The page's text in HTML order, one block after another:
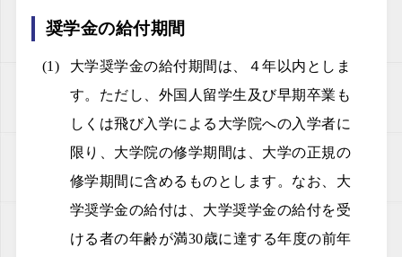
奨学金の給付期間
大学奨学金の給付期間は、４年以内としま
す。ただし、外国人留学生及び早期卒業も
しくは飛び入学による大学院への入学者に
限り、大学院の修学期間は、大学の正規の
修学期間に含めるものとします。なお、大
学奨学金の給付は、大学奨学金の給付を受
ける者の年齢が満30歳に達する年度の前年